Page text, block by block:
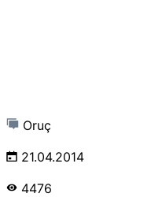
Oruç
21.04.2014
4476